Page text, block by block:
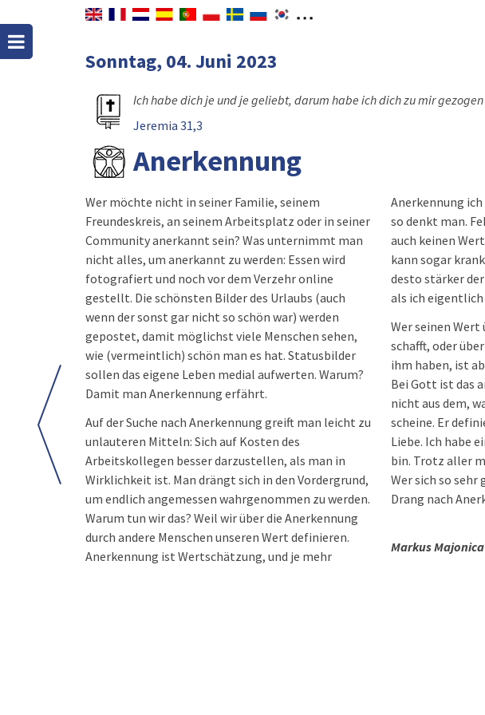
Sonntag, 04. Juni 2023
Ich habe dich je und je geliebt, darum habe ich dich zu mir gezogen
Jeremia 31,3
Anerkennung
Wer möchte nicht in seiner Familie, seinem
Freundeskreis, an seinem Arbeitsplatz oder in seiner
Community anerkannt sein? Was unternimmt man
nicht alles, um anerkannt zu werden: Essen wird
fotografiert und noch vor dem Verzehr online
gestellt. Die schönsten Bilder des Urlaubs (auch
wenn der sonst gar nicht so schön war) werden
gepostet, damit möglichst viele Menschen sehen,
wie (vermeintlich) schön man es hat. Statusbilder
sollen das eigene Leben medial aufwerten. Warum?
Damit man Anerkennung erfährt.
Auf der Suche nach Anerkennung greift man leicht zu
unlauteren Mitteln: Sich auf Kosten des
Arbeitskollegen besser darzustellen, als man in
Wirklichkeit ist. Man drängt sich in den Vordergrund,
um endlich angemessen wahrgenommen zu werden.
Warum tun wir das? Weil wir über die Anerkennung
durch andere Menschen unseren Wert definieren.
Anerkennung ist Wertschätzung, und je mehr
Anerkennung
so denkt man.
auch keinen
kann sogar
desto stärker
als ich eigentlich
Wer seinen
schafft, oder
ihm haben, ist
Bei Gott ist das
nicht aus dem,
scheine. Er
Liebe. Ich habe
bin. Trotz aller
Wer sich so
Drang nach
Markus Majonica